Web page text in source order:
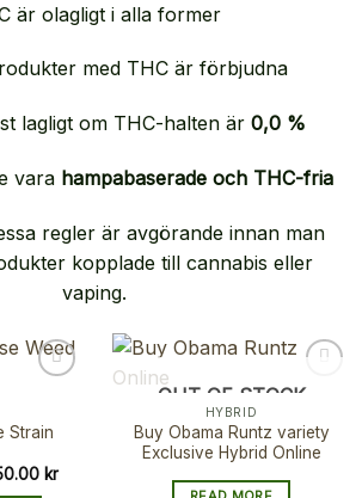
är olagligt i alla former
med THC är förbjudna
lagligt om THC-halten är 0,0 %
vara hampabaserade och THC-fria
regler är avgörande innan man
kopplade till cannabis eller
vaping.
Strain
krPrice
OUT OF STOCK
HYBRID
Buy Obama Runtz variety
Exclusive Hybrid Online